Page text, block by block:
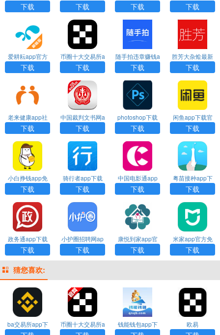
官方网站
下载
询官方下载免费
版
下载
官网下载
下载
官网下载
下载
爱耕耘app官方
下载安装
下载
币圈十大交易所a
pp下载苹果版
下载
随手拍违章赚钱a
pp官方下载
下载
胜芳大杂烩最新
招聘工下载
下载
老来健康app社
保认证下载
下载
中国裁判文书网a
pp下载
下载
photoshop下载
下载
闲鱼app下载官
方正版安装
下载
小白挣钱app免
费下载最新版本
下载
骑行者app下载
官方版
下载
中国电影通app
下载
下载
粤苗接种app下
载安装
下载
政务通app下载
下载
小护圈招聘网ap
p下载
下载
康悦到家app官
方下载
下载
米家app官方免
费下载
下载
猜您喜欢:
ba交易所app下
币圈十大交易所a
钱能钱包app下
欧易